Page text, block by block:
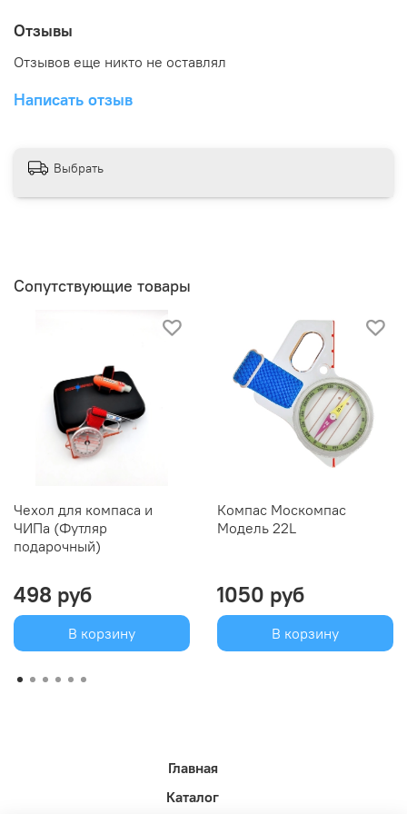
Отзывы
Отзывов еще никто не оставлял
Написать отзыв
Выбрать
Сопутствующие товары
Чехол для компаса и
ЧИПа (Футляр
подарочный)
498 руб
В корзину
Компас Москомпас
Модель 22L
1050 руб
В корзину
Главная
Каталог